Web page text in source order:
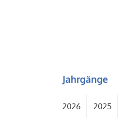
Jahrgänge
2026 2025